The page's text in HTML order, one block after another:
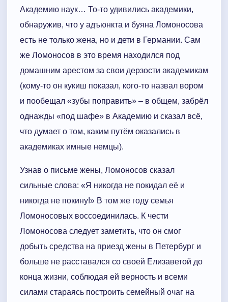
Академию наук… То-то удивились академики,
обнаружив, что у адъюнкта и буяна Ломоносова
есть не только жена, но и дети в Германии. Сам
же Ломоносов в это время находился под
домашним арестом за свои дерзости академикам
(кому-то он кукиш показал, кого-то назвал вором
и пообещал «зубы поправить» – в общем, забрёл
однажды «под шафе» в Академию и сказал всё,
что думает о том, каким путём оказались в
академиках имные немцы).
Узнав о письме жены, Ломоносов сказал
сильные слова: «Я никогда не покидал её и
никогда не покину!» В том же году семья
Ломоносовых воссоединилась. К чести
Ломоносова следует заметить, что он смог
добыть средства на приезд жены в Петербург и
больше не расставался со своей Елизаветой до
конца жизни, соблюдая ей верность и всеми
силами стараясь построить семейный очаг на